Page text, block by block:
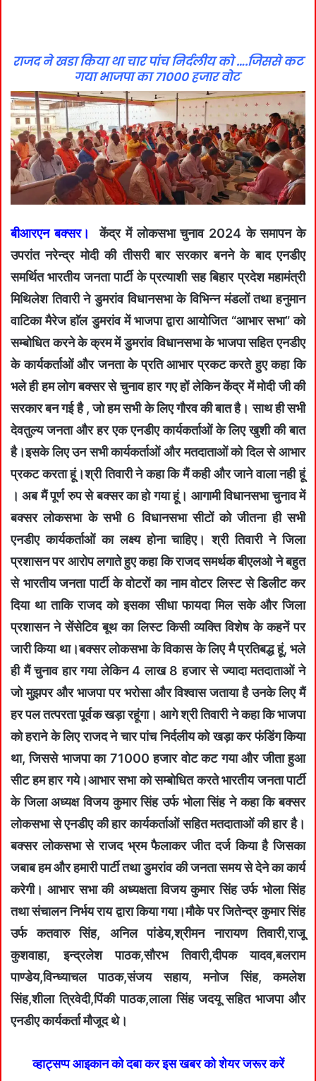
राजद ने खडा किया था चार पांच निर्दलीय को ….जिससे कट
गया भाजपा का 71000 हजार वोट
बीआरएन बक्सर।केंद्र में लोकसभा चुनाव 2024 के समापन के
उपरांत नरेन्द्र मोदी की तीसरी बार सरकार बनने के बाद एनडीए
समर्थित भारतीय जनता पार्टी के प्रत्याशी सह बिहार प्रदेश महामंत्री
मिथिलेश तिवारी ने डुमरांव विधानसभा के विभिन्न मंडलों तथा हनुमान
वाटिका मैरेज हाॅल डुमरांव में भाजपा द्वारा आयोजित “आभार सभा” को
सम्बोधित करने के क्रम में डुमरांव विधानसभा के भाजपा सहित एनडीए
के कार्यकर्ताओं और जनता के प्रति आभार प्रकट करते हुए कहा कि
भले ही हम लोग बक्सर से चुनाव हार गए हों लेकिन केंद्र में मोदी जी की
सरकार बन गई है , जो हम सभी के लिए गौरव की बात है। साथ ही सभी
देवतुल्य जनता और हर एक एनडीए कार्यकर्ताओं के लिए खुशी की बात
है।इसके लिए उन सभी कार्यकर्ताओं और मतदाताओं को दिल से आभार
प्रकट करता हूं।श्री तिवारी ने कहा कि मैं कही और जाने वाला नही हूं
। अब मैं पूर्ण रुप से बक्सर का हो गया हूं। आगामी विधानसभा चुनाव में
बक्सर लोकसभा के सभी 6 विधानसभा सीटों को जीतना ही सभी
एनडीए कार्यकर्ताओं का लक्ष्य होना चाहिए। श्री तिवारी ने जिला
प्रशासन पर आरोप लगाते हुए कहा कि राजद समर्थक बीएलओ ने बहुत
से भारतीय जनता पार्टी के वोटरों का नाम वोटर लिस्ट से डिलीट कर
दिया था ताकि राजद को इसका सीधा फायदा मिल सके और जिला
प्रशासन ने सेंसेटिव बूथ का लिस्ट किसी व्यक्ति विशेष के कहनें पर
जारी किया था।बक्सर लोकसभा के विकास के लिए मै प्रतिबद्ध हूं, भले
ही मैं चुनाव हार गया लेकिन 4 लाख 8 हजार से ज्यादा मतदाताओं ने
जो मुझपर और भाजपा पर भरोसा और विश्वास जताया है उनके लिए मैं
हर पल तत्परता पूर्वक खड़ा रहूंगा। आगे श्री तिवारी ने कहा कि भाजपा
को हराने के लिए राजद ने चार पांच निर्दलीय को खड़ा कर फंडिंग किया
था, जिससे भाजपा का 71000 हजार वोट कट गया और जीता हुआ
सीट हम हार गये।आभार सभा को सम्बोधित करते भारतीय जनता पार्टी
के जिला अध्यक्ष विजय कुमार सिंह उर्फ भोला सिंह ने कहा कि बक्सर
लोकसभा से एनडीए की हार कार्यकर्ताओं सहित मतदाताओं की हार है।
बक्सर लोकसभा से राजद भ्रम फैलाकर जीत दर्ज किया है जिसका
जबाब हम और हमारी पार्टी तथा डुमरांव की जनता समय से देने का कार्य
करेगी। आभार सभा की अध्यक्षता विजय कुमार सिंह उर्फ भोला सिंह
तथा संचालन निर्भय राय द्वारा किया गया।मौके पर जितेन्द्र कुमार सिंह
उर्फ कतवारु सिंह, अनिल पांडेय,श्रीमन नारायण तिवारी,राजू
कुशवाहा, इन्द्रलेश पाठक,सौरभ तिवारी,दीपक यादव,बलराम
पाण्डेय,विन्ध्याचल पाठक,संजय सहाय, मनोज सिंह, कमलेश
सिंह,शीला त्रिवेदी,पिंकी पाठक,लाला सिंह जदयू सहित भाजपा और
एनडीए कार्यकर्ता मौजूद थे।
व्हाट्सप्प आइकान को दबा कर इस खबर को शेयर जरूर करें